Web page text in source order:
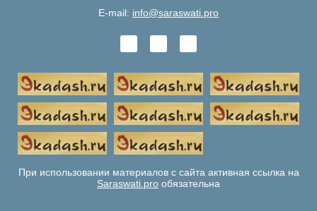
E-mail: info@saraswati.pro
При использовании материалов с сайта активная ссылка на
Saraswati.pro обязательна